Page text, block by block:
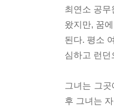
최연소 공
왔지만, 꿈
된다. 평소
심하고 런던
그녀는 그
후 그녀는